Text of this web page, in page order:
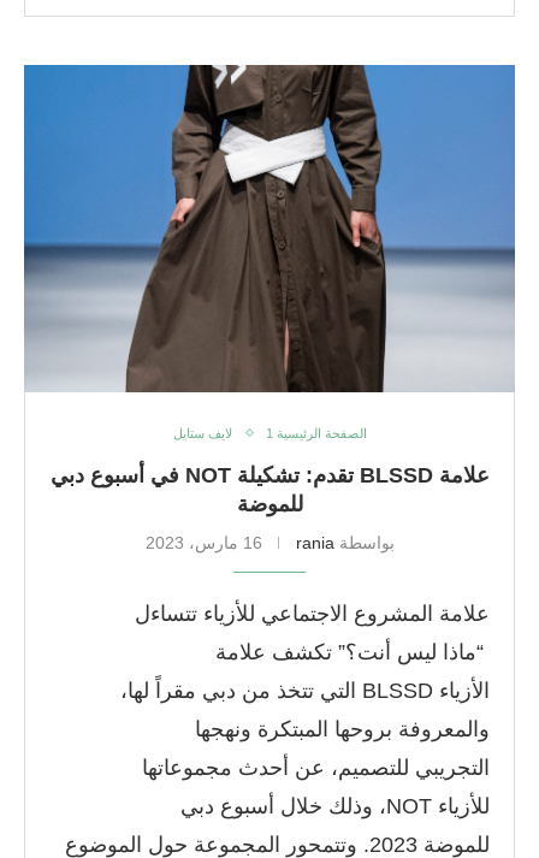
الصفحة الرئيسية 1 لايف ستايل
علامة BLSSD تقدم: تشكيلة NOT في أسبوع دبي
للموضة
بواسطة rania 16 مارس، 2023
علامة المشروع الاجتماعي للأزياء تتساءل
“ماذا ليس أنت؟” تكشف علامة
الأزياء BLSSD التي تتخذ من دبي مقراً لها،
والمعروفة بروحها المبتكرة ونهجها
التجريبي للتصميم، عن أحدث مجموعاتها
للأزياء NOT، وذلك خلال أسبوع دبي
للموضة 2023. وتتمحور المجموعة حول الموضوع